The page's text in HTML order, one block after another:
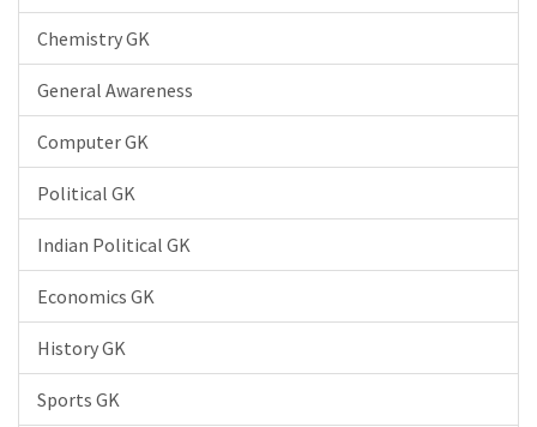
Chemistry GK
General Awareness
Computer GK
Political GK
Indian Political GK
Economics GK
History GK
Sports GK